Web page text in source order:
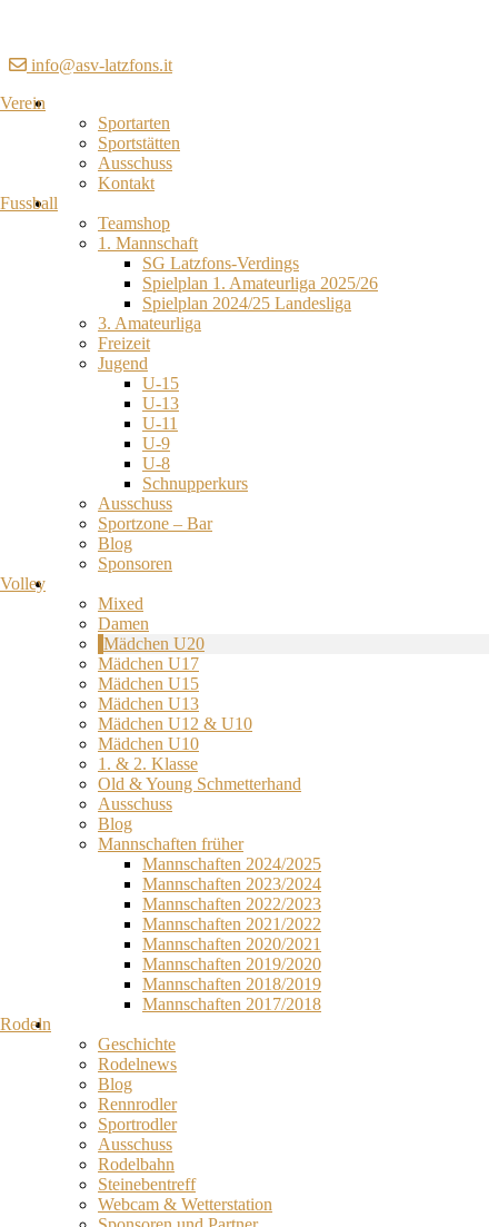
info@asv-latzfons.it
Verein
Sportarten
Sportstätten
Ausschuss
Kontakt
Fussball
Teamshop
1. Mannschaft
SG Latzfons-Verdings
Spielplan 1. Amateurliga 2025/26
Spielplan 2024/25 Landesliga
3. Amateurliga
Freizeit
Jugend
U-15
U-13
U-11
U-9
U-8
Schnupperkurs
Ausschuss
Sportzone – Bar
Blog
Sponsoren
Volley
Mixed
Damen
Mädchen U20
Mädchen U17
Mädchen U15
Mädchen U13
Mädchen U12 & U10
Mädchen U10
1. & 2. Klasse
Old & Young Schmetterhand
Ausschuss
Blog
Mannschaften früher
Mannschaften 2024/2025
Mannschaften 2023/2024
Mannschaften 2022/2023
Mannschaften 2021/2022
Mannschaften 2020/2021
Mannschaften 2019/2020
Mannschaften 2018/2019
Mannschaften 2017/2018
Rodeln
Geschichte
Rodelnews
Blog
Rennrodler
Sportrodler
Ausschuss
Rodelbahn
Steinebentreff
Webcam & Wetterstation